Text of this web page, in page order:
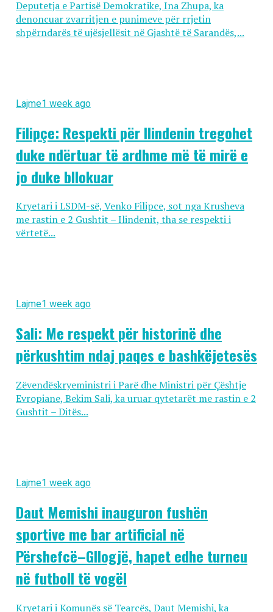
Deputetja e Partisë Demokratike, Ina Zhupa, ka
denoncuar zvarritjen e punimeve për rrjetin
shpërndarës të ujësjellësit në Gjashtë të Sarandës,...
Lajme1 week ago
Filipçe: Respekti për Ilindenin tregohet
duke ndërtuar të ardhme më të mirë e
jo duke bllokuar
Kryetari i LSDM-së, Venko Filipce, sot nga Krusheva
me rastin e 2 Gushtit – Ilindenit, tha se respekti i
vërtetë...
Lajme1 week ago
Sali: Me respekt për historinë dhe
përkushtim ndaj paqes e bashkëjetesës
Zëvendëskryeministri i Parë dhe Ministri për Çështje
Evropiane, Bekim Sali, ka uruar qytetarët me rastin e 2
Gushtit – Ditës...
Lajme1 week ago
Daut Memishi inauguron fushën
sportive me bar artificial në
Përshefcë–Gllogjë, hapet edhe turneu
në futboll të vogël
Kryetari i Komunës së Tearcës, Daut Memishi, ka